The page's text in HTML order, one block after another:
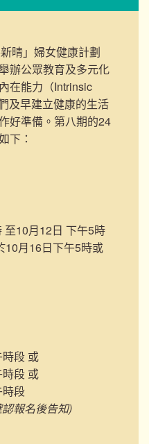
晴」婦女健康計劃
辦公眾教育及多元化
在能力（Intrinsic
及早建立健康的生活
好準備。第八期的24
下：
10月12日 下午5時
10月16日下午5時或
段 或
段 或
段
報名後告知)